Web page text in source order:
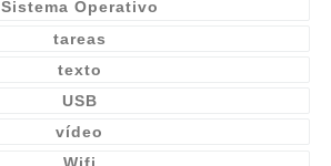
Sistema Operativo
tareas
texto
USB
vídeo